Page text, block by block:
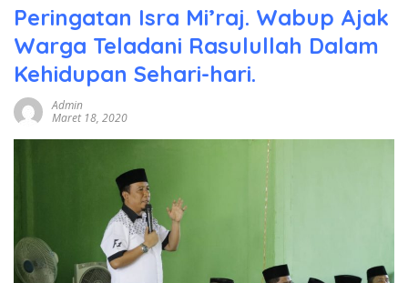
Peringatan Isra Mi’raj. Wabup Ajak
Warga Teladani Rasulullah Dalam
Kehidupan Sehari-hari.
Admin
Maret 18, 2020